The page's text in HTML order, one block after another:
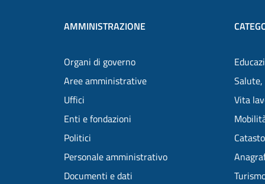
AMMINISTRAZIONE
Organi di governo
Aree amministrative
Uffici
Enti e fondazioni
Politici
Personale amministrativo
Documenti e dati
Salute,
Vita